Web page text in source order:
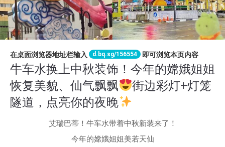
在桌面浏览器地址栏输入 d.bq.sg/156554 即可浏览本页内容
牛车水换上中秋装饰！今年的嫦娥姐姐
恢复美貌、仙气飘飘
街边彩灯+灯笼
隧道，点亮你的夜晚
艾瑞巴蒂！牛车水带着中秋新装来了！
今年的嫦娥姐姐美若天仙